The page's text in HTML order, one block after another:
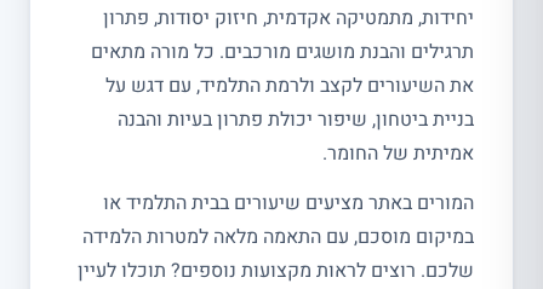
יחידות, מתמטיקה אקדמית, חיזוק יסודות, פתרון
תרגילים והבנת מושגים מורכבים. כל מורה מתאים
את השיעורים לקצב ולרמת התלמיד, עם דגש על
בניית ביטחון, שיפור יכולת פתרון בעיות והבנה
אמיתית של החומר.
המורים באתר מציעים שיעורים בבית התלמיד או
במיקום מוסכם, עם התאמה מלאה למטרות הלמידה
שלכם. רוצים לראות מקצועות נוספים? תוכלו לעיין